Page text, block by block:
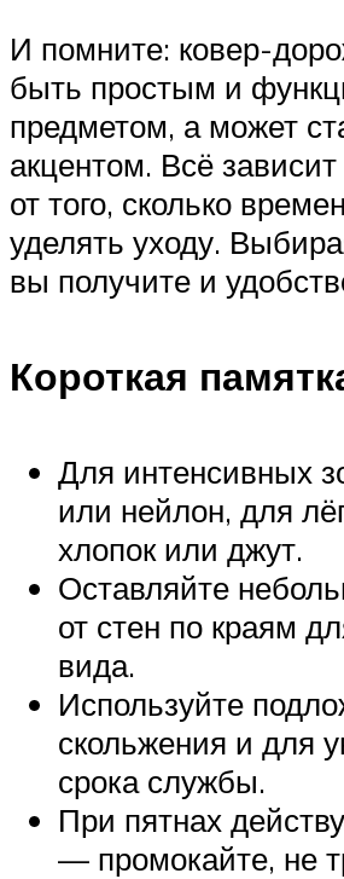
И помните: ковер-
быть простым и
предметом, а может
акцентом. Всё
от того, сколько
уделять уходу.
вы получите и
Короткая
Для интенсивных
или нейлон, для
хлопок или джут.
Оставляйте
от стен по краям
вида.
Используйте
скольжения и для
срока службы.
При пятнах
— промокайте, не